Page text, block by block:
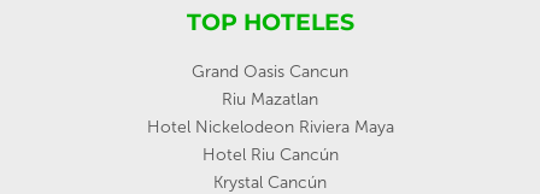
TOP HOTELES
Grand Oasis Cancun
Riu Mazatlan
Hotel Nickelodeon Riviera Maya
Hotel Riu Cancún
Krystal Cancún